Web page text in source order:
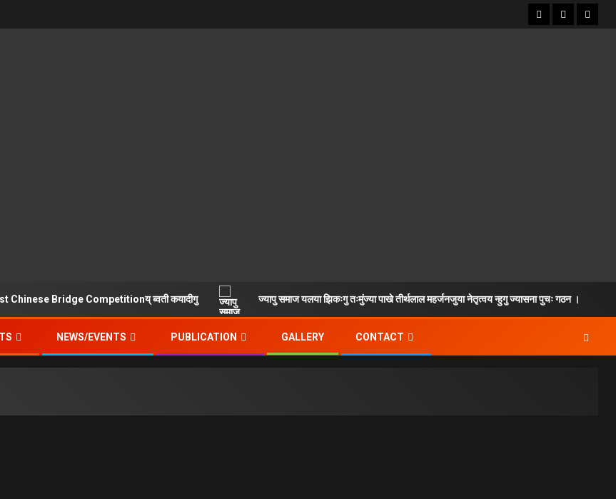
Bridge Competitionय् ब्वती कयादीगु ज्यापु समाज यलया झिकःगु तःमुंज्या पाखे तीर्थलाल महर्जनजुया नेतृत्वय न्हुगु ज्यासना पुचः गठन ।
NEWS/EVENTS PUBLICATION GALLERY CONTACT